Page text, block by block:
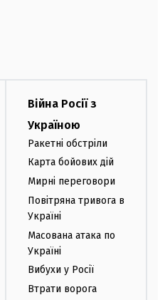
Війна Росії з
Україною
Ракетні обстріли
Карта бойових дій
Мирні переговори
Повітряна тривога в
Україні
Масована атака по
Україні
Вибухи у Росії
Втрати ворога